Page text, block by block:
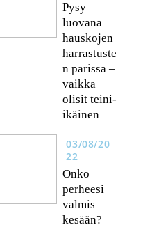
Pysy
luovana
hauskojen
harrastuste
n parissa –
vaikka
olisit teini-
ikäinen
03/08/20
22
Onko
perheesi
valmis
kesään?